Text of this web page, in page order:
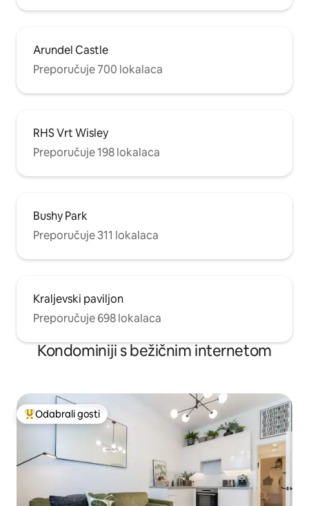
Arundel Castle
Preporučuje 700 lokalaca
RHS Vrt Wisley
Preporučuje 198 lokalaca
Bushy Park
Preporučuje 311 lokalaca
Kraljevski paviljon
Preporučuje 698 lokalaca
Kondominiji s bežičnim internetom
Među najviše rangiranima s oznakom „Odabrali gosti”
Odabrali gosti